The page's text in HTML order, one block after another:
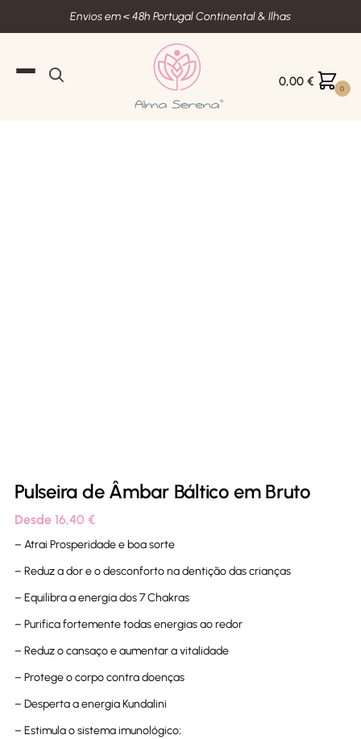
Envios em < 48h Portugal Continental & Ilhas
0,00 € 0
Pulseira de Âmbar Báltico em Bruto
Desde 16,40 €
– Atrai Prosperidade e boa sorte
– Reduz a dor e o desconforto na dentição das crianças
– Equilibra a energia dos 7 Chakras
– Purifica fortemente todas energias ao redor
– Reduz o cansaço e aumentar a vitalidade
– Protege o corpo contra doenças
– Desperta a energia Kundalini
– Estimula o sistema imunológico;